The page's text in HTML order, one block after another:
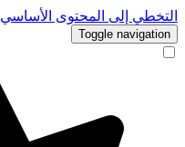
التخطي إلى المحتوى الأساسي
Toggle navigation